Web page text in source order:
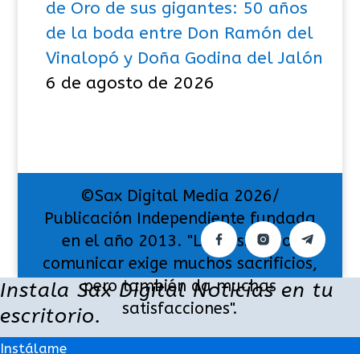
de Oro de sus gigantes: 50 años
de la boda entre Don Ramón del
Vinalopó y Doña Godina del Jalón
6 de agosto de 2026
©Sax Digital Media 2026/
Publicación Independiente fundada
en el año 2013. "La pasión por
comunicar exige muchos sacrificios,
pero también da muchas
satisfacciones".
Instala Sax Digital Noticias en tu
escritorio.
Instálame